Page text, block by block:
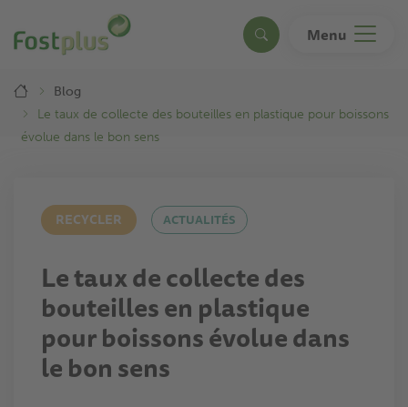
au
contenu
Search Menu
Breadcrumb
Blog
Le taux de collecte des bouteilles en plastique pour boissons
évolue dans le bon sens
RECYCLER ACTUALITÉS
Le taux de collecte des
bouteilles en plastique
pour boissons évolue dans
le bon sens